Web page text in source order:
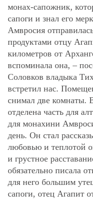
монах-сапожник,
сапоги и знал его
Амвросия
продуктами отцу
километров от
вспоминала она, –
Соловков владыка
встретил нас.
снимал две комнаты.
отделена часть для
для монахини
день. Он стал
любовью и теплотой
и грустное
обязательно писала
для него большим
сапоги, отец Агапит